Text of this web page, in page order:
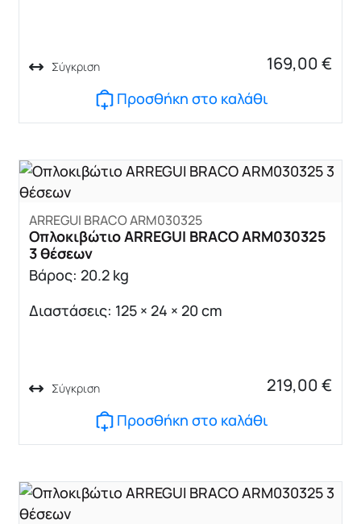
Σύγκριση 169,00€
Προσθήκη στο καλάθι
ARREGUI BRACO ARM030325
Οπλοκιβώτιο ARREGUI BRACO ARM030325
3 θέσεων
Βάρος: 20.2 kg
Διαστάσεις: 125 × 24 × 20 cm
Σύγκριση 219,00€
Προσθήκη στο καλάθι